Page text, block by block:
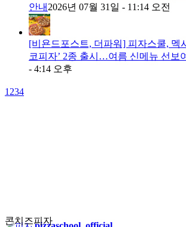
안내 2026년 07월 31일 - 11:14 오전
[비욘드포스트, 더파워] 피자스쿨, 멕
코피자’ 2종 출시…여름 신메뉴 선보
- 4:14 오후
1234
콘치즈피자